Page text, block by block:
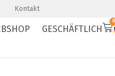
Kontakt
GESCHÄFTLICH
0